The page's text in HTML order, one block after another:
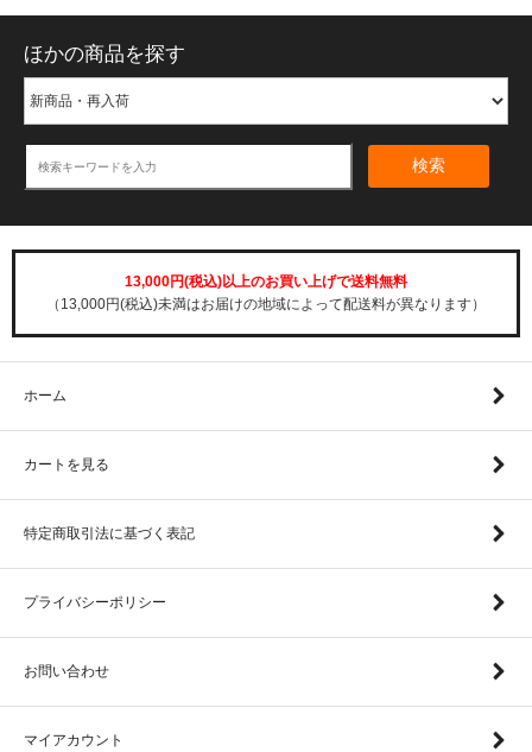
ほかの商品を探す
検索
13,000円(税込)以上のお買い上げで送料無料
（13,000円(税込)未満はお届けの地域によって配送料が異なります）
ホーム
カートを見る
特定商取引法に基づく表記
プライバシーポリシー
お問い合わせ
マイアカウント